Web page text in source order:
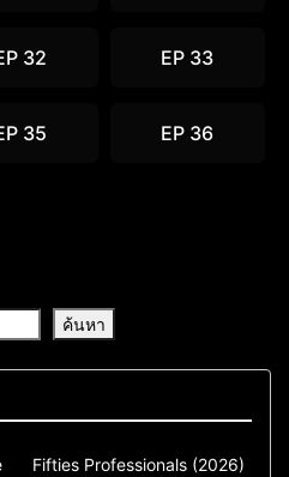
32 EP 33
35 EP 36
ค้นหา
Action & Adventure
Fifties Professionals (2026)